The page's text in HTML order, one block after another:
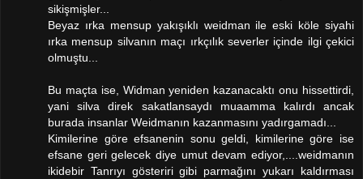
sikişmişler...
Beyaz ırka mensup yakışıklı weidman ile eski köle siyahi
ırka mensup silvanın maçı ırkçılık severler içinde ilgi çekici
olmuştu...
Bu maçta ise, Widman yeniden kazanacaktı onu hissettirdi,
yani silva direk sakatlansaydı muaamma kalırdı ancak
burada insanlar Weidmanın kazanmasını yadırgamadı...
Kimilerine göre efsanenin sonu geldi, kimilerine göre ise
efsane geri gelecek diye umut devam ediyor,....weidmanın
ikidebir Tanrıyı gösteriri gibi parmağını yukarı kaldırması